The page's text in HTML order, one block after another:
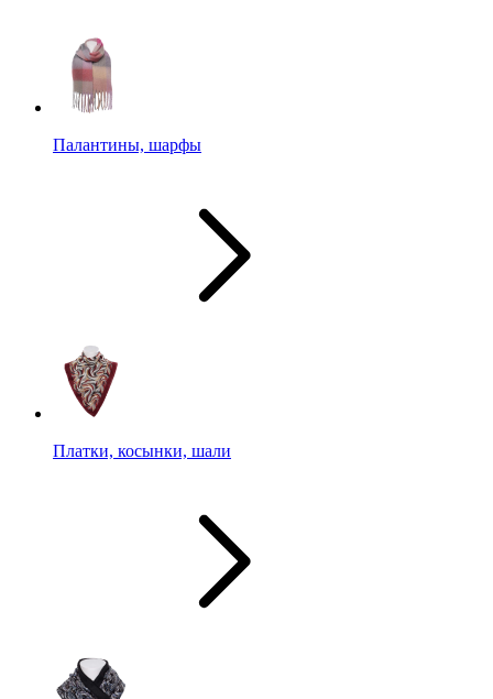
Палантины, шарфы
Платки, косынки, шали